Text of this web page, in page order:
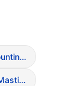
Calcolo delle calorie (Counting ossessivo)
Chewing and Spitting (Mastica e sputa)